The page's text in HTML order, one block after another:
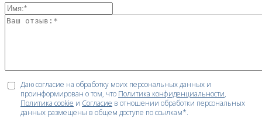
Даю согласие на обработку моих персональных данных и
проинформирован о том, что Политика конфиденциальности,
Политика cookie и Согласие в отношении обработки персональных
данных размещены в общем доступе по ссылкам*.